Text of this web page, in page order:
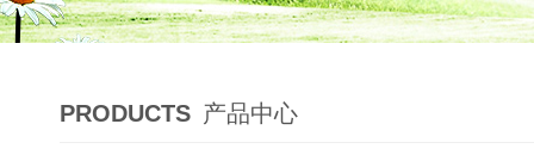
PRODUCTS 产品中心